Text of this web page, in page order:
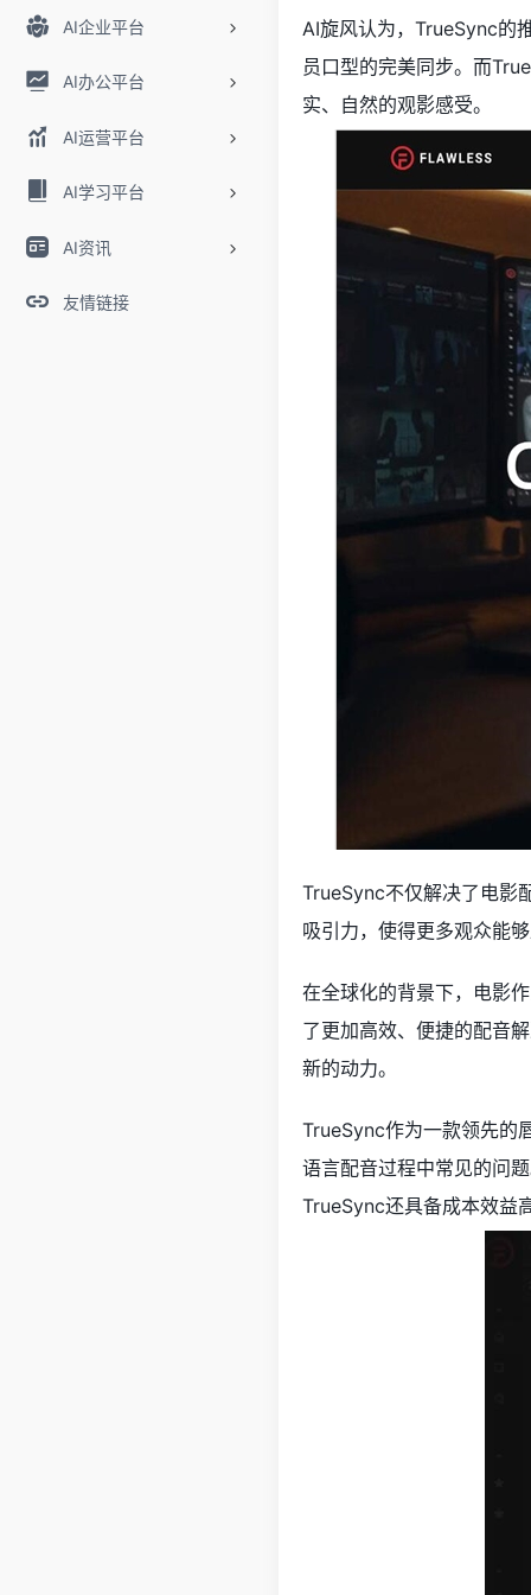
AI企业平台
AI办公平台
AI运营平台
AI学习平台
AI资讯
友情链接
AI旋风认为，TrueSync的
员口型的完美同步。而
实、自然的观影感受。
TrueSync不仅解决了电影
吸引力，使得更多观众能
在全球化的背景下，电影
了更加高效、便捷的配音
新的动力。
TrueSync作为一款领先的
语言配音过程中常见的问
TrueSync还具备成本效益